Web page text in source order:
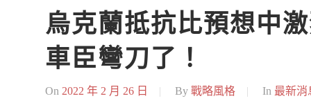
烏克蘭抵抗比預想中
車臣彎刀了！
On 2022 年 2 月 26 日 By 戰略風格 In 最新消